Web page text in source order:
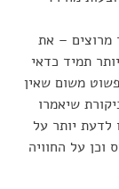
מרוצים – את
תמיד כדאי
משום שאין
שיאמרו
לדעת יותר על
וכן על החוויה